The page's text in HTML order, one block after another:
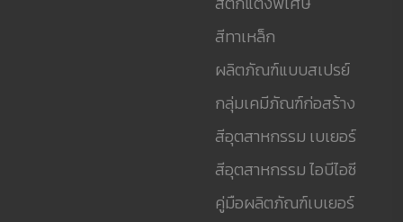
สีทาเหล็ก
ผลิตภัณฑ์แบบสเปรย์
กลุ่มเคมีภัณฑ์ก่อสร้าง
สีอุตสาหกรรม เบเยอร์
สีอุตสาหกรรม ไอบีไอซี
คู่มือผลิตภัณฑ์เบเยอร์